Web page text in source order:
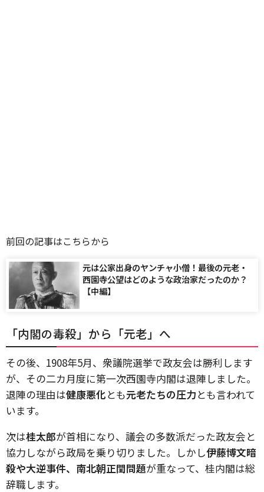
前回の記事はこちらから
元は公家出身のヤンチャ小僧！最後の元老・
西園寺公望はどのような政治家だったのか？
【中編】
「内閣の毒殺」から「元老」へ
その後、1908年5月、衆議院選挙で政友会は勝利します
が、その二カ月度に第一次西園寺内閣は退陣しました。
退陣の理由は健康悪化とも元老たちの圧力とも言われて
います。
次は桂太郎が首相になり、議会の多数派だった政友会と
協力しながら政局を乗り切りました。しかし伊藤博文暗
殺や大逆事件、南北朝正閏問題が重なって、桂内閣は総
辞職します。